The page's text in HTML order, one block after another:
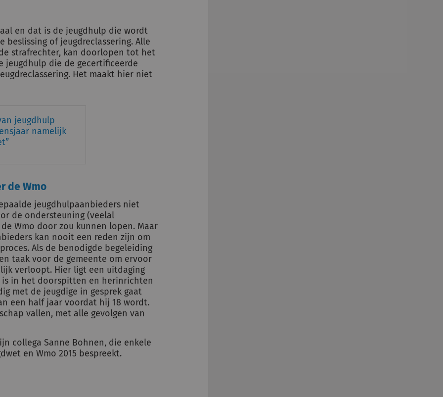
en dat is de jeugdhulp die wordt
of jeugdreclassering. Alle
strafrechter, kan doorlopen tot het
jeugdhulp die de gecertificeerde
Het maakt hier niet
jeugdhulp
namelijk
de Wmo
jeugdhulpaanbieders niet
de ondersteuning (veelal
Wmo door zou kunnen lopen. Maar
kan nooit een reden zijn om
Als de benodigde begeleiding
taak voor de gemeente om ervoor
verloopt. Hier ligt een uitdaging
in het doorspitten en herinrichten
met de jeugdige in gesprek gaat
een half jaar voordat hij 18 wordt.
vallen, met alle gevolgen van
collega Sanne Bohnen, die enkele
en Wmo 2015 bespreekt.